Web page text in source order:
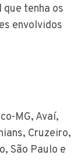
tenha os
envolvidos
MG, Avaí,
Cruzeiro,
São Paulo e